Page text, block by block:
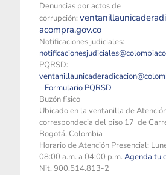
Denuncias por actos de
corrupción:
acompra.gov.co
Notificaciones judiciales:
PQRSD:
- Formulario PQRSD
Buzón físico
Ubicado en la ventanilla de
correspondecia del piso 17 de
Bogotá, Colombia
Horario de Atención Presencial:
08:00 a.m. a 04:00 p.m. Agenda tu
Nit. 900.514.813-2